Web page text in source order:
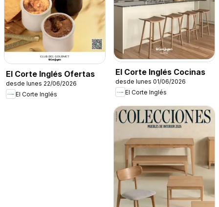
El Corte Inglés Ofertas
desde lunes 22/06/2026
El Corte Inglés
El Corte Inglés Cocinas
desde lunes 01/06/2026
El Corte Inglés